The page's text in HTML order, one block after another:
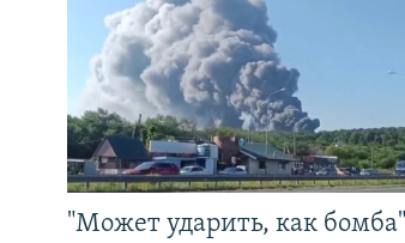
"Может ударить, как